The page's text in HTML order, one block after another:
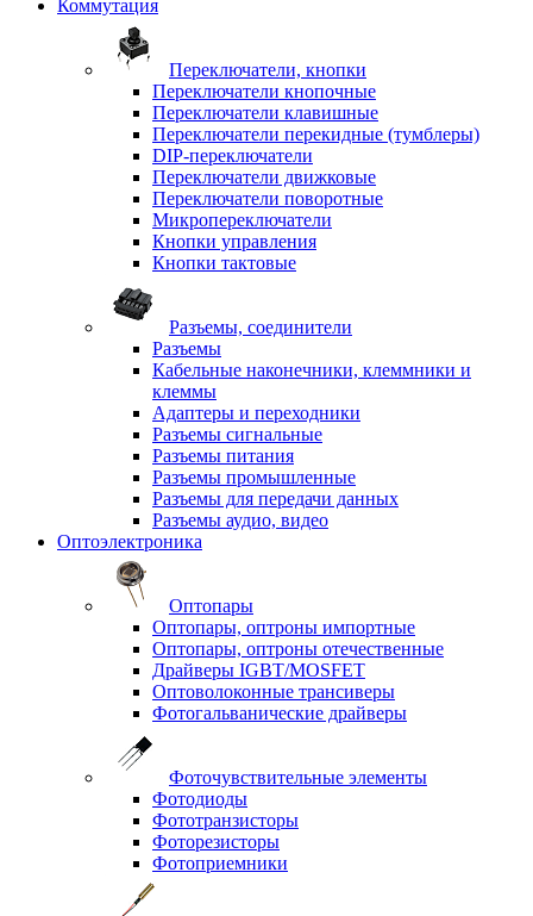
Коммутация
Переключатели, кнопки
Переключатели кнопочные
Переключатели клавишные
Переключатели перекидные (тумблеры)
DIP-переключатели
Переключатели движковые
Переключатели поворотные
Микропереключатели
Кнопки управления
Кнопки тактовые
Разъемы, соединители
Разъемы
Кабельные наконечники, клеммники и
клеммы
Адаптеры и переходники
Разъемы сигнальные
Разъемы питания
Разъемы промышленные
Разъемы для передачи данных
Разъемы аудио, видео
Оптоэлектроника
Оптопары
Оптопары, оптроны импортные
Оптопары, оптроны отечественные
Драйверы IGBT/MOSFET
Оптоволоконные трансиверы
Фотогальванические драйверы
Фоточувствительные элементы
Фотодиоды
Фототранзисторы
Фоторезисторы
Фотоприемники